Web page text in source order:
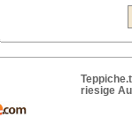
riesige